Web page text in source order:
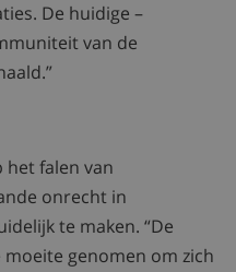
De huidige –
van de
het falen van
onrecht in
te maken. “De
genomen om zich